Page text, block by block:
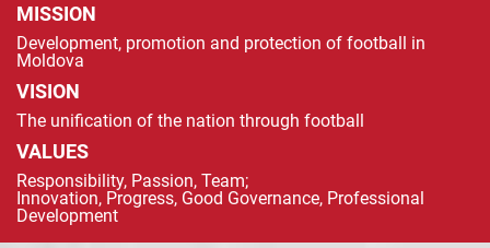
MISSION
Development, promotion and protection of football in
Moldova
VISION
The unification of the nation through football
VALUES
Responsibility, Passion, Team;
Innovation, Progress, Good Governance, Professional
Development